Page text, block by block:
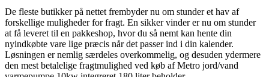
De fleste butikker på nettet frembyder nu om stunder et hav af
forskellige muligheder for fragt. En sikker vinder er nu om stunder
at få leveret til en pakkeshop, hvor du så nemt kan hente din
nyindkøbte vare lige præcis når det passer ind i din kalender.
Løsningen er nemlig særdeles overkommelig, og desuden ydermere
den mest betalelige fragtmulighed ved køb af Metro jord/vand